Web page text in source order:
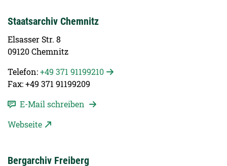
Staatsarchiv Chemnitz
Elsasser Str. 8
09120 Chemnitz
Telefon:+49 371 91199210
Fax: +49 371 91199209
E-Mail schreiben
Webseite
Bergarchiv Freiberg